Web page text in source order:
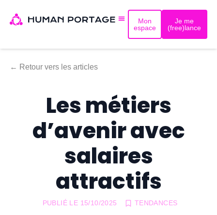
Mon
espace
Je me
(free)lance
← Retour vers les articles
Les métiers
d’avenir avec
salaires
attractifs
PUBLIÉ LE 15/10/2025 TENDANCES